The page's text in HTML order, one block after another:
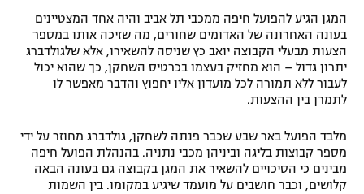
תקנון עבור פעילות ספורט 1 – "מרלן"
גיימינג E-Sports
תנאי שימוש
מדיניות פרטיות
תקנון פעילות ספורט 1
בייסבול MLB
ספורט אתגרי ואקסטרים
אומנויות לחימה
גיימינג E-Sports
המגן הגיע להפועל חיפה ממכבי תל אביב והיה אחד המצטיינים
בעונה האחרונה של האדומים שחורים, מה שזיכה אותו במספר
הצעות מבעלי הקבוצה יואב כץ שניסה להשאירו, אלא שלגולדברג
יתרון גדול – הוא מחזיק בעצמו בכרטיס השחקן, כך שהוא יכול
לעבור ללא תמורה לכל מועדון אליו יחפוץ והדבר מאפשר לו
לתמרן בין ההצעות.
מלבד הפועל באר שבע שכבר פנתה לשחקן, גולדברג מחוזר על ידי
מספר קבוצות בליגה וביניהן מכבי נתניה. בהנהלת הפועל חיפה
מבינים כי הסיכויים להשאיר את המגן בקבוצה גם בעונה הבאה
קלושים, וכבר חושבים על מועמד שיגיע במקומו. בין השמות